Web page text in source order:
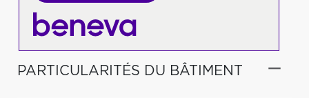
PARTICULARITÉS DU BÂTIMENT